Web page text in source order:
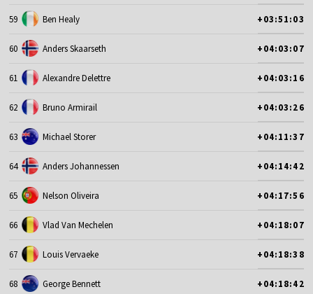
59 Ben Healy +03:51:03
60 Anders Skaarseth +04:03:07
61 Alexandre Delettre +04:03:16
62 Bruno Armirail +04:03:26
63 Michael Storer +04:11:37
64 Anders Johannessen +04:14:42
65 Nelson Oliveira +04:17:56
66 Vlad Van Mechelen +04:18:07
67 Louis Vervaeke +04:18:38
68 George Bennett +04:18:42